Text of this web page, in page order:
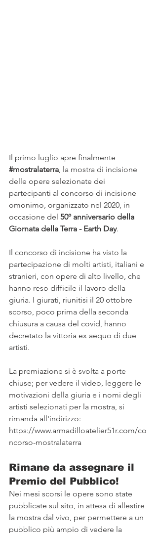
Il primo luglio apre finalmente
#mostralaterra , la mostra di incisione
delle opere selezionate dei
partecipanti al concorso di incisione
omonimo, organizzato nel 2020, in
occasione del 50º anniversario della
Giornata della Terra - Earth Day.
Il concorso di incisione ha visto la
partecipazione di molti artisti, italiani e
stranieri, con opere di alto livello, che
hanno reso difficile il lavoro della
giuria. I giurati, riunitisi il 20 ottobre
scorso, poco prima della seconda
chiusura a causa del covid, hanno
decretato la vittoria ex aequo di due
artisti.
La premiazione si è svolta a porte
chiuse; per vedere il video, leggere le
motivazioni della giuria e i nomi degli
artisti selezionati per la mostra, si
rimanda all'indirizzo:
https://www.armadilloatelier51r.com/co
ncorso-mostralaterra
Rimane da assegnare il
Premio del Pubblico!
Nei mesi scorsi le opere sono state
pubblicate sul sito, in attesa di allestire
la mostra dal vivo, per permettere a un
pubblico più ampio di vedere la